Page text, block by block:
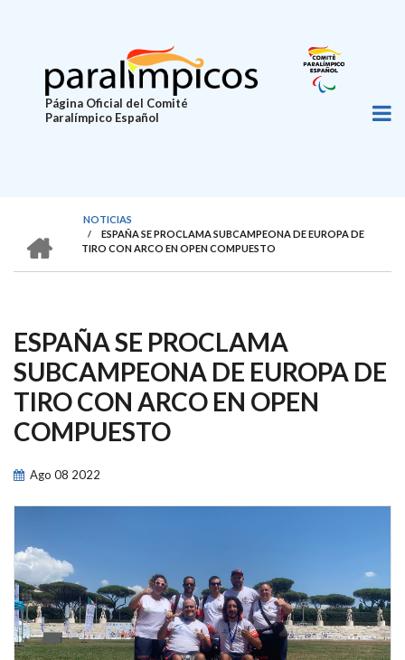
principal
Página Oficial del Comité
Paralímpico Español
SOBRESCRIBIR
ENLACES
AYUDA
A
LA
NAVEGACIÓN
NOTICIAS
/
ESPAÑA SE PROCLAMA SUBCAMPEONA DE EUROPA DE
TIRO CON ARCO EN OPEN COMPUESTO
ESPAÑA SE PROCLAMA
SUBCAMPEONA DE EUROPA DE
TIRO CON ARCO EN OPEN
COMPUESTO
Ago 08 2022